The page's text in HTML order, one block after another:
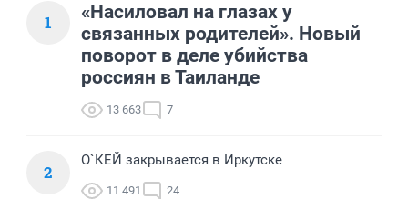
1
«Насиловал на глазах у
связанных родителей». Новый
поворот в деле убийства
россиян в Таиланде
13 663 7
2
О`КЕЙ закрывается в Иркутске
11 491 24